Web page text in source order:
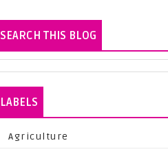
SEARCH THIS BLOG
LABELS
Agriculture